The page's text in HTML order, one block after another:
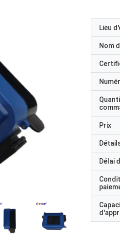
Lieu
Nom
Prix
Délai